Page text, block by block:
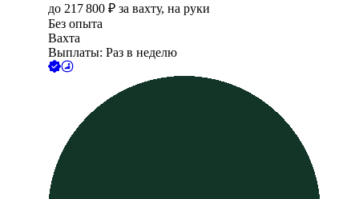
до 217 800 ₽ за вахту, на руки
Без опыта
Вахта
Выплаты: Раз в неделю